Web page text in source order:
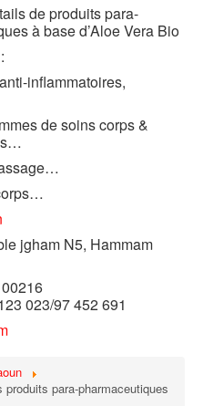
de produits para-
à base d’Aloe Vera Bio
inflammatoires,
de soins corps &
jgham N5, Hammam
00216
023/97 452 691
para-pharmaceutiques